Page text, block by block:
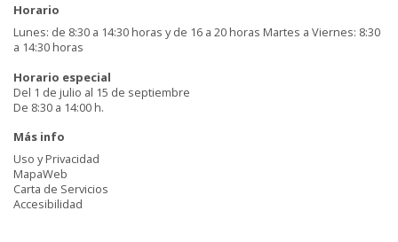
Horario
Lunes: de 8:30 a 14:30 horas y de 16 a 20 horas Martes a Viernes: 8:30
a 14:30 horas
Horario especial
Del 1 de julio al 15 de septiembre
De 8:30 a 14:00 h.
Más info
Uso y Privacidad
MapaWeb
Carta de Servicios
Accesibilidad